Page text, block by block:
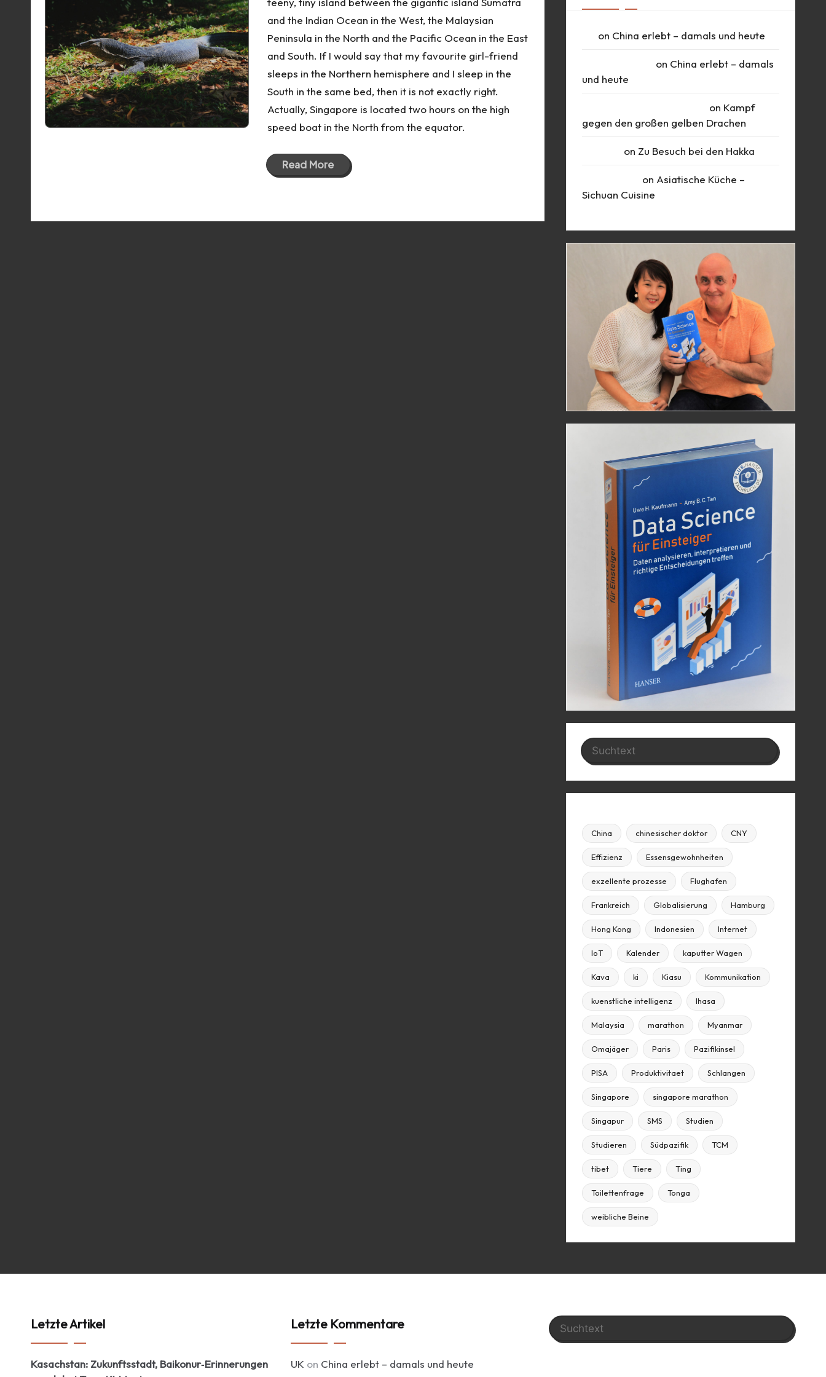
and the Indian Ocean in the West, the Malaysian
Peninsula in the North and the Pacific Ocean in the East
and South. If I would say that my favourite girl-friend
sleeps in the Northern hemisphere and I sleep in the
South in the same bed, then it is not exactly right.
Actually, Singapore is located two hours on the high
speed boat in the North from the equator.
Read More
on China erlebt – damals und heute
on China erlebt – damals
und heute
on Kampf
gegen den großen gelben Drachen
on Zu Besuch bei den Hakka
on Asiatische Küche –
Sichuan Cuisine
Search
China chinesischer doktor CNY
Effizienz Essensgewohnheiten
exzellente prozesse Flughafen
Frankreich Globalisierung Hamburg
Hong Kong Indonesien Internet
IoT Kalender kaputter Wagen
Kava ki Kiasu Kommunikation
kuenstliche intelligenz lhasa
Malaysia marathon Myanmar
Omajäger Paris Pazifikinsel
PISA Produktivitaet Schlangen
Singapore singapore marathon
Singapur SMS Studien
Studieren Südpazifik TCM
tibet Tiere Ting
Toilettenfrage Tonga
weibliche Beine
Letzte Artikel
Kasachstan: Zukunftsstadt, Baikonur‑Erinnerungen
Letzte Kommentare
UK on China erlebt – damals und heute
Search